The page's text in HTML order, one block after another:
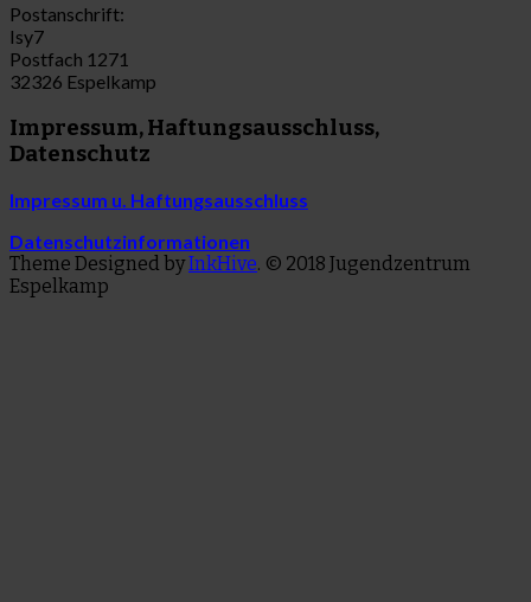
Postanschrift:
Isy7
Postfach 1271
32326 Espelkamp
Impressum, Haftungsausschluss,
Datenschutz
Impressum u. Haftungsausschluss
Datenschutzinformationen
Theme Designed byInkHive. © 2018 Jugendzentrum
Espelkamp